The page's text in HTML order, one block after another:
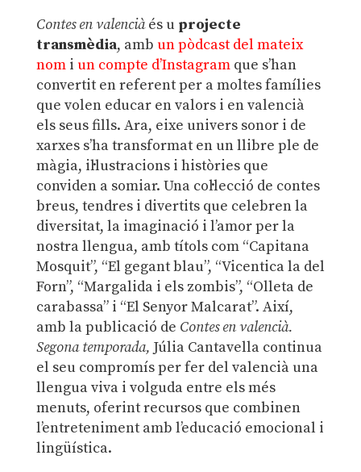
Contes en valenciàés u projecte
transmèdia, amb un pòdcast del mateix
nomi un compte d’Instagramque s’han
convertit en referent per a moltes famílies
que volen educar en valors i en valencià
els seus fills. Ara, eixe univers sonor i de
xarxes s’ha transformat en un llibre ple de
màgia, il·lustracions i històries que
conviden a somiar. Una col·lecció de contes
breus, tendres i divertits que celebren la
diversitat, la imaginació i l’amor per la
nostra llengua, amb títols com “Capitana
Mosquit”, “El gegant blau”, “Vicentica la del
Forn”, “Margalida i els zombis”, “Olleta de
carabassa” i “El Senyor Malcarat”. Així,
amb la publicació de Contes en valencià.
Segona temporada, Júlia Cantavella continua
el seu compromís per fer del valencià una
llengua viva i volguda entre els més
menuts, oferint recursos que combinen
l’entreteniment amb l’educació emocional i
lingüística.